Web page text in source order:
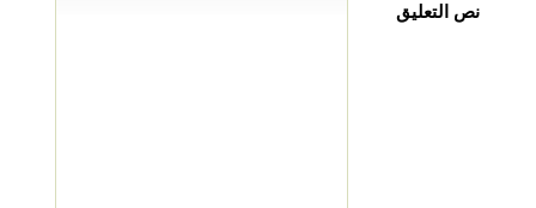
نص التعليق